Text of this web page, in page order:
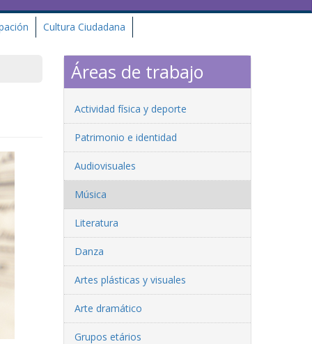
Cultura Ciudadana
Áreas de trabajo
Actividad física y deporte
Patrimonio e identidad
Audiovisuales
Música
Literatura
Danza
Artes plásticas y visuales
Arte dramático
Grupos etários